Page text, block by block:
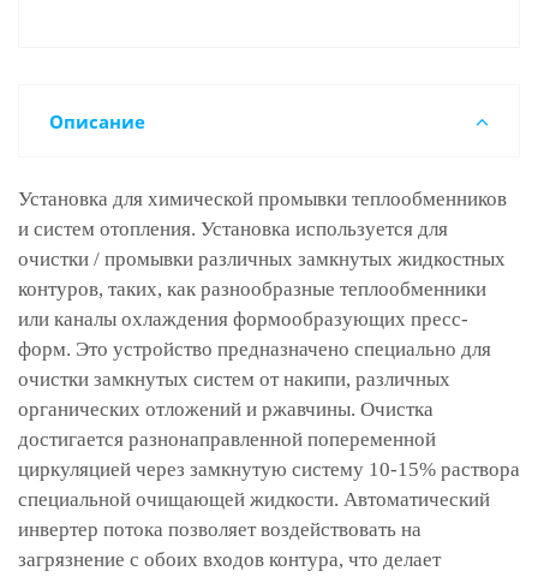
Описание
Установка для химической промывки теплообменников
и систем отопления. Установка используется для
очистки / промывки различных замкнутых жидкостных
контуров, таких, как разнообразные теплообменники
или каналы охлаждения формообразующих пресс-
форм. Это устройство предназначено специально для
очистки замкнутых систем от накипи, различных
органических отложений и ржавчины. Очистка
достигается разнонаправленной попеременной
циркуляцией через замкнутую систему 10-15% раствора
специальной очищающей жидкости. Автоматический
инвертер потока позволяет воздействовать на
загрязнение с обоих входов контура, что делает